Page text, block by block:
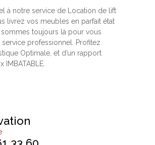
à notre service de Location de lift
livrez vos meubles en parfait état
toujours là pour vous
service professionnel. Profitez
Optimale, et d’un rapport
IMBATABLE.